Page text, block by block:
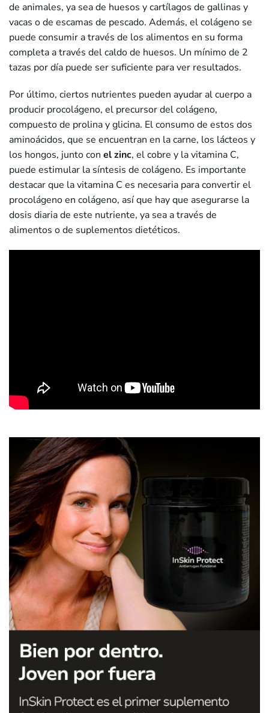
de animales, ya sea de huesos y cartílagos de gallinas y
vacas o de escamas de pescado. Además, el colágeno se
puede consumir a través de los alimentos en su forma
completa a través del caldo de huesos. Un mínimo de 2
tazas por día puede ser suficiente para ver resultados.
Por último, ciertos nutrientes pueden ayudar al cuerpo a
producir procolágeno, el precursor del colágeno,
compuesto de prolina y glicina. El consumo de estos dos
aminoácidos, que se encuentran en la carne, los lácteos y
los hongos, junto con el zinc, el cobre y la vitamina C,
puede estimular la síntesis de colágeno. Es importante
destacar que la vitamina C es necesaria para convertir el
procolágeno en colágeno, así que hay que asegurarse la
dosis diaria de este nutriente, ya sea a través de
alimentos o de suplementos dietéticos.